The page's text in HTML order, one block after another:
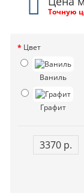
Точную
Цвет
Ваниль
Графит
3370 р.